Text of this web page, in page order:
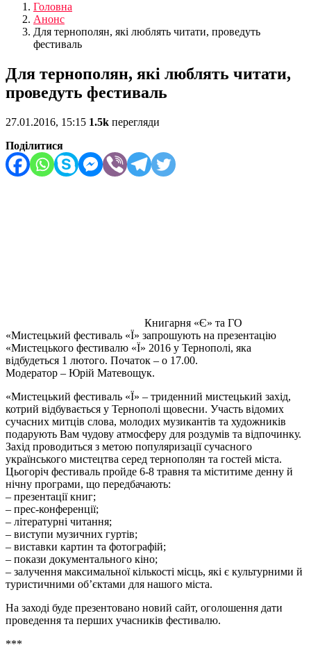
Головна
Анонс
Для тернополян, які люблять читати, проведуть
фестиваль
Для тернополян, які люблять читати,
проведуть фестиваль
27.01.2016, 15:15 1.5k перегляди
Поділитися
Книгарня «Є» та ГО
«Мистецький фестиваль «Ї» запрошують на презентацію
«Мистецького фестивалю «Ї» 2016 у Тернополі, яка
відбудеться 1 лютого. Початок – о 17.00.
Модератор – Юрій Матевощук.
«Мистецький фестиваль «Ї» – триденний мистецький захід,
котрий відбувається у Тернополі щовесни. Участь відомих
сучасних митців слова, молодих музикантів та художників
подарують Вам чудову атмосферу для роздумів та відпочинку.
Захід проводиться з метою популяризації сучасного
українського мистецтва серед тернополян та гостей міста.
Цьогоріч фестиваль пройде 6-8 травня та міститиме денну й
нічну програми, що передбачають:
– презентації книг;
– прес-конференції;
– літературні читання;
– виступи музичних гуртів;
– виставки картин та фотографій;
– покази документального кіно;
– залучення максимальної кількості місць, які є культурними й
туристичними об’єктами для нашого міста.
На заході буде презентовано новий сайт, оголошення дати
проведення та перших учасників фестивалю.
***